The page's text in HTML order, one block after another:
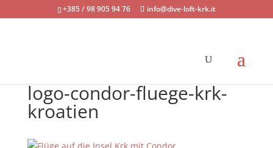
+385 / 98 905 94 76 info@dive-loft-krk.it
logo-condor-fluege-krk-
kroatien